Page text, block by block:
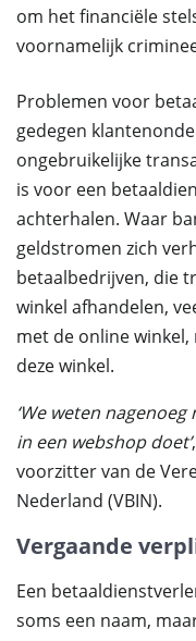
om het financiële
voornamelijk
Problemen voor
gedegen
ongebruikelijke
is voor een
achterhalen. Waar
geldstromen zich
betaalbedrijven, die
winkel afhandelen,
met de online
deze winkel.
‘We weten
in een webshop doet’
voorzitter van de
Nederland (VBIN).
Vergaande
Een
soms een naam,